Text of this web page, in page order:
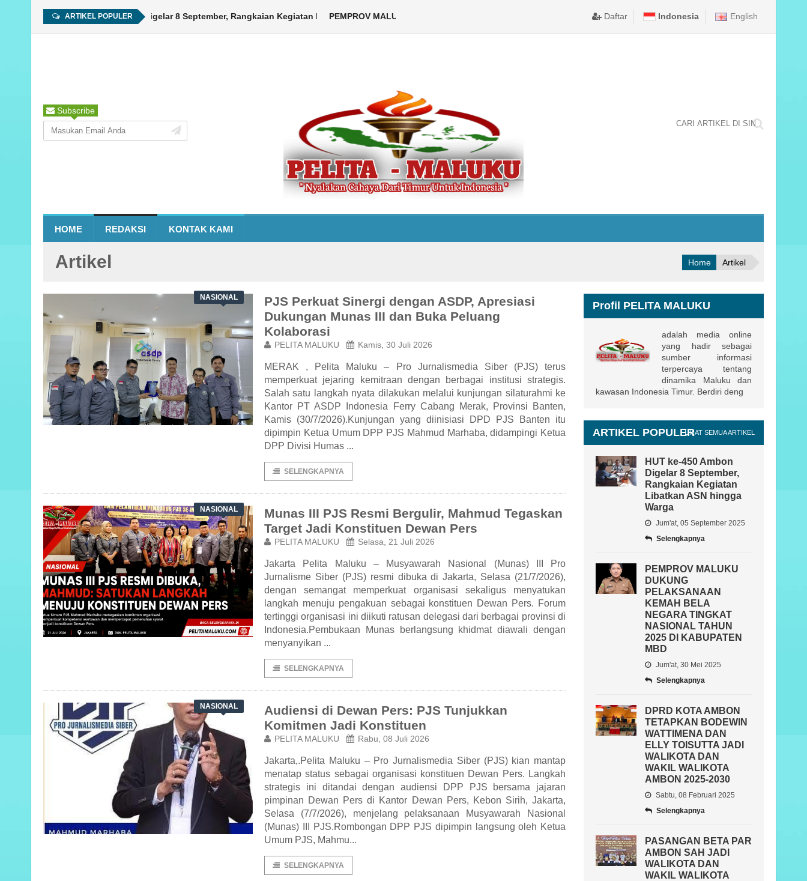
ARTIKEL POPULER
HUT ke-450 Ambon Digelar 8 September, Rangkaian Kegiatan Libatkan ASN hingga Warga Ambon,Pelita Maluku.com – Pemerintah Kota Ambon memastikan puncak perayaan Hari Ulang
PEMPROV MALUKU DUKUNG PELAKSANAAN KEMAH BELA NEGARA TINGKAT NASIONAL TAHUN 2025 DI KABUPATEN
DPRD KOTA AMBON TETAPKAN BODEWIN
Daftar Indonesia English
Subscribe
HOME REDAKSI KONTAK KAMI
Artikel Home Artikel
NASIONAL
PJS Perkuat Sinergi dengan ASDP, Apresiasi
Dukungan Munas III dan Buka Peluang
Kolaborasi
PELITA MALUKU Kamis, 30 Juli 2026
MERAK , Pelita Maluku – Pro Jurnalismedia Siber (PJS) terus
memperkuat jejaring kemitraan dengan berbagai institusi strategis.
Salah satu langkah nyata dilakukan melalui kunjungan silaturahmi ke
Kantor PT ASDP Indonesia Ferry Cabang Merak, Provinsi Banten,
Kamis (30/7/2026).Kunjungan yang diinisiasi DPD PJS Banten itu
dipimpin Ketua Umum DPP PJS Mahmud Marhaba, didampingi Ketua
DPP Divisi Humas ...
SELENGKAPNYA
NASIONAL
Munas III PJS Resmi Bergulir, Mahmud Tegaskan
Target Jadi Konstituen Dewan Pers
PELITA MALUKU Selasa, 21 Juli 2026
Jakarta Pelita Maluku – Musyawarah Nasional (Munas) III Pro
Jurnalisme Siber (PJS) resmi dibuka di Jakarta, Selasa (21/7/2026),
dengan semangat memperkuat organisasi sekaligus menyatukan
langkah menuju pengakuan sebagai konstituen Dewan Pers. Forum
tertinggi organisasi ini diikuti ratusan delegasi dari berbagai provinsi di
Indonesia.Pembukaan Munas berlangsung khidmat diawali dengan
menyanyikan ...
SELENGKAPNYA
NASIONAL
Audiensi di Dewan Pers: PJS Tunjukkan
Komitmen Jadi Konstituen
PELITA MALUKU Rabu, 08 Juli 2026
Jakarta,.Pelita Maluku – Pro Jurnalismedia Siber (PJS) kian mantap
menatap status sebagai organisasi konstituen Dewan Pers. Langkah
strategis ini ditandai dengan audiensi DPP PJS bersama jajaran
pimpinan Dewan Pers di Kantor Dewan Pers, Kebon Sirih, Jakarta,
Selasa (7/7/2026), menjelang pelaksanaan Musyawarah Nasional
(Munas) III PJS.Rombongan DPP PJS dipimpin langsung oleh Ketua
Umum PJS, Mahmu...
SELENGKAPNYA
Profil PELITA MALUKU
adalah media online
yang hadir sebagai
sumber informasi
terpercaya tentang
dinamika Maluku dan
kawasan Indonesia Timur. Berdiri deng
ARTIKEL POPULERLIHAT SEMUA ARTIKEL
HUT ke-450 Ambon
Digelar 8 September,
Rangkaian Kegiatan
Libatkan ASN hingga
Warga
Jum'at, 05 September 2025
Selengkapnya
PEMPROV MALUKU
DUKUNG
PELAKSANAAN
KEMAH BELA
NEGARA TINGKAT
NASIONAL TAHUN
2025 DI KABUPATEN
MBD
Jum'at, 30 Mei 2025
Selengkapnya
DPRD KOTA AMBON
TETAPKAN BODEWIN
WATTIMENA DAN
ELLY TOISUTTA JADI
WALIKOTA DAN
WAKIL WALIKOTA
AMBON 2025-2030
Sabtu, 08 Februari 2025
Selengkapnya
PASANGAN BETA PAR
AMBON SAH JADI
WALIKOTA DAN
WAKIL WALIKOTA